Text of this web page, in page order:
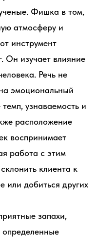
Фишка в том,
атмосферу и
инструмент
Он изучает влияние
Речь не
эмоциональный
узнаваемость и
расположение
воспринимает
работа с этим
клиента к
или добиться других
запахи,
определенные